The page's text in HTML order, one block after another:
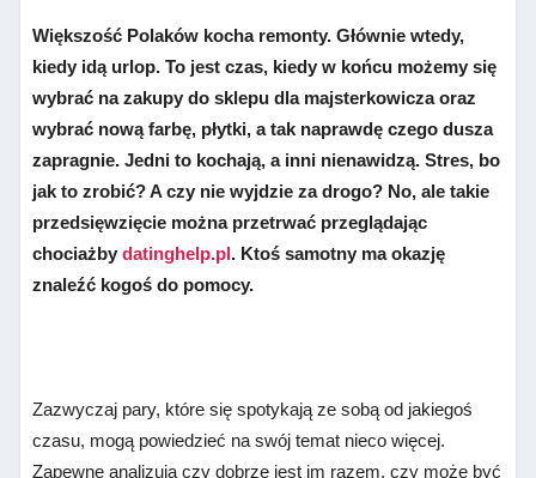
Większość Polaków kocha remonty. Głównie wtedy,
kiedy idą urlop. To jest czas, kiedy w końcu możemy się
wybrać na zakupy do sklepu dla majsterkowicza oraz
wybrać nową farbę, płytki, a tak naprawdę czego dusza
zapragnie. Jedni to kochają, a inni nienawidzą. Stres, bo
jak to zrobić? A czy nie wyjdzie za drogo? No, ale takie
przedsięwzięcie można przetrwać przeglądając
chociażbydatinghelp.pl. Ktoś samotny ma okazję
znaleźć kogoś do pomocy.
Zazwyczaj pary, które się spotykają ze sobą od jakiegoś
czasu, mogą powiedzieć na swój temat nieco więcej.
Zapewne analizują czy dobrze jest im razem, czy może być